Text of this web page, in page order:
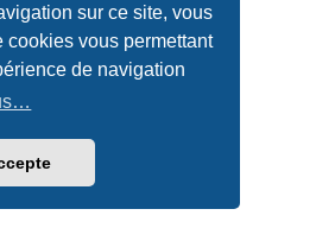
sur ce site, vous
cookies vous permettant
de navigation